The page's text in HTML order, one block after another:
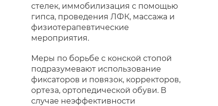
стелек, иммобилизация с помощью
гипса, проведения ЛФК, массажа и
физиотерапевтические
мероприятия.
Меры по борьбе с конской стопой
подразумевают использование
фиксаторов и повязок, корректоров,
ортеза, ортопедической обуви. В
случае неэффективности